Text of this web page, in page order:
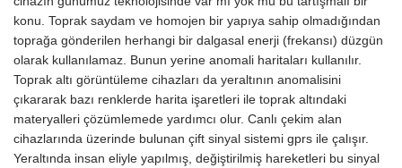
konu. Toprak saydam ve homojen bir yapıya sahip olmadığından
toprağa gönderilen herhangi bir dalgasal enerji (frekansı) düzgün
olarak kullanılamaz. Bunun yerine anomali haritaları kullanılır.
Toprak altı görüntüleme cihazları da yeraltının anomalisini
çıkararak bazı renklerde harita işaretleri ile toprak altındaki
materyalleri çözümlemede yardımcı olur. Canlı çekim alan
cihazlarında üzerinde bulunan çift sinyal sistemi gprs ile çalışır.
Yeraltında insan eliyle yapılmış, değiştirilmiş hareketleri bu sinyal